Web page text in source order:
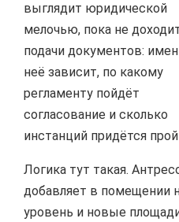
выглядит юридической
мелочью, пока не
подачи документов:
неё зависит, по какому
регламенту пойдёт
согласование и сколько
инстанций придётся
Логика тут такая.
добавляет в помещении
уровень и новые